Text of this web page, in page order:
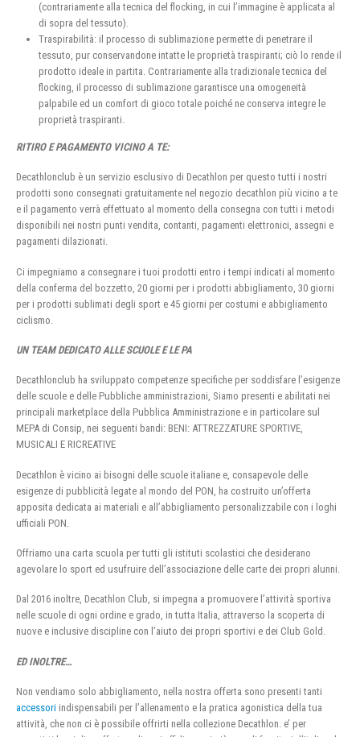
(contrariamente alla tecnica del flocking, in cui l’immagine è applicata al
di sopra del tessuto).
Traspirabilità: il processo di sublimazione permette di penetrare il
tessuto, pur conservandone intatte le proprietà traspiranti; ciò lo rende il
prodotto ideale in partita. Contrariamente alla tradizionale tecnica del
flocking, il processo di sublimazione garantisce una omogeneità
palpabile ed un comfort di gioco totale poiché ne conserva integre le
proprietà traspiranti.
RITIRO E PAGAMENTO VICINO A TE:
Decathlonclub è un servizio esclusivo di Decathlon per questo tutti i nostri
prodotti sono consegnati gratuitamente nel negozio decathlon più vicino a te
e il pagamento verrà effettuato al momento della consegna con tutti i metodi
disponibili nei nostri punti vendita, contanti, pagamenti elettronici, assegni e
pagamenti dilazionati.
Ci impegniamo a consegnare i tuoi prodotti entro i tempi indicati al momento
della conferma del bozzetto, 20 giorni per i prodotti abbigliamento, 30 giorni
per i prodotti sublimati degli sport e 45 giorni per costumi e abbigliamento
ciclismo.
UN TEAM DEDICATO ALLE SCUOLE E LE PA
Decathlonclub ha sviluppato competenze specifiche per soddisfare l’esigenze
delle scuole e delle Pubbliche amministrazioni, Siamo presenti e abilitati nei
principali marketplace della Pubblica Amministrazione e in particolare sul
MEPA di Consip, nei seguenti bandi: BENI: ATTREZZATURE SPORTIVE,
MUSICALI E RICREATIVE
Decathlon è vicino ai bisogni delle scuole italiane e, consapevole delle
esigenze di pubblicità legate al mondo del PON, ha costruito un’offerta
apposita dedicata ai materiali e all’abbigliamento personalizzabile con i loghi
ufficiali PON.
Offriamo una carta scuola per tutti gli istituti scolastici che desiderano
agevolare lo sport ed usufruire dell’associazione delle carte dei propri alunni.
Dal 2016 inoltre, Decathlon Club, si impegna a promuovere l’attività sportiva
nelle scuole di ogni ordine e grado, in tutta Italia, attraverso la scoperta di
nuove e inclusive discipline con l’aiuto dei propri sportivi e dei Club Gold.
ED INOLTRE…
Non vendiamo solo abbigliamento, nella nostra offerta sono presenti tanti
accessori indispensabili per l’allenamento e la pratica agonistica della tua
attività, che non ci è possibile offrirti nella collezione Decathlon. e’ per